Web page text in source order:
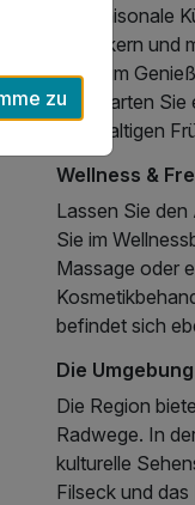
und saisonale
Klassikern
lädt zum
ein. Starten Sie
reichhaltigen
Wellness &
Lassen Sie
Sie im
Massage oder
befindet sich
Die Umgebung
Die Region
Radwege. In
kulturelle
Filseck und
zu